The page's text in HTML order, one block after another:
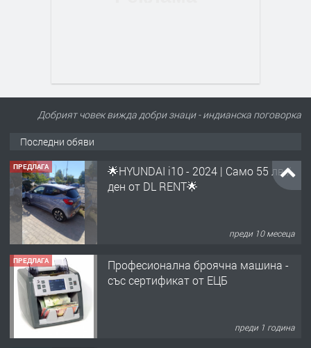
Добрият човек вижда добри знаци - индианска поговорка
Последни обяви
ПРЕДЛАГА
🌟HYUNDAI i10 - 2024 | Само 55 лв./
ден от DL RENT🌟
преди 10 месеца
ПРЕДЛАГА
Професионална броячна машина -
със сертификат от ЕЦБ
преди 1 година